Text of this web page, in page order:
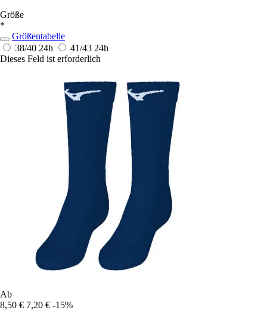
Größe
*
Größentabelle
38/40 24h 41/43 24h
Dieses Feld ist erforderlich
Ab
8,50 € 7,20 € -15%